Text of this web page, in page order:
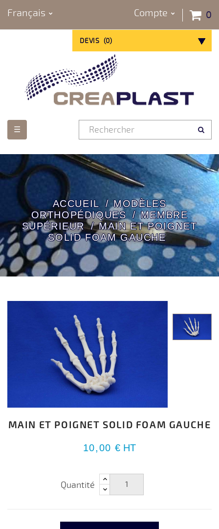
Français 0
Compte
DEVIS (0)
Basculer
☰
ACCUEIL
MODÈLES
ORTHOPÉDIQUES
MEMBRE
SUPÉRIEUR
MAIN ET POIGNET
SOLID FOAM GAUCHE
MAIN ET POIGNET SOLID FOAM GAUCHE
10,00 € HT
Quantité